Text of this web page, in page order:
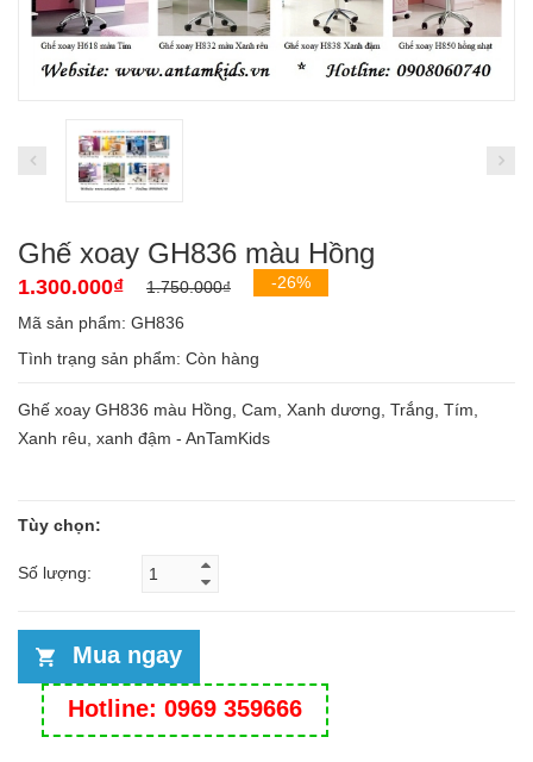
Ghế xoay GH836 màu Hồng
1.300.000₫ 1.750.000₫ -26%
Mã sản phẩm: GH836
Tình trạng sản phẩm: Còn hàng
Ghế xoay GH836 màu Hồng, Cam, Xanh dương, Trắng, Tím,
Xanh rêu, xanh đậm - AnTamKids
Tùy chọn:
Số lượng:
Mua ngay
Hotline: 0969 359666